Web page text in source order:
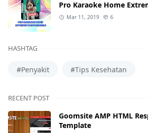
Pro Karaoke Home
Mar 11, 2019 6
HASHTAG
#Penyakit #Tips Kesehatan
RECENT POST
Goomsite AMP HTML
Template